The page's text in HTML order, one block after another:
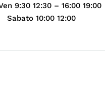
9:30 12:30 – 16:00 19:00
Sabato 10:00 12:00